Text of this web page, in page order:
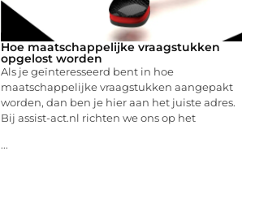
Hoe maatschappelijke vraagstukken
opgelost worden
Als je geïnteresseerd bent in hoe
maatschappelijke vraagstukken aangepakt
worden, dan ben je hier aan het juiste adres.
Bij assist-act.nl richten we ons op het
...